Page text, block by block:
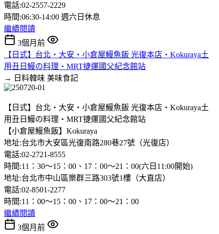
電話:02-2557-2229
時間:06:30-14:00 週六日休息
繼續閱讀
3個月前
【日式】台北‧大安‧小倉屋鰻魚飯 光復本店‧Kokuraya土
用丑日鰻の料理‧MRT捷運國父紀念館站
→ 日料韓味 美味食記
【日式】台北‧大安‧小倉屋鰻魚飯 光復本店‧Kokuraya土
用丑日鰻の料理‧MRT捷運國父紀念館站
【小倉屋鰻魚飯】Kokuraya
地址:台北市大安區光復南路280巷27號（光復店）
電話:02-2721-8555
時間:11：30〜15：00、17：00〜21：00(六日11:00開始)
地址:台北市中山區樂群三路303號1樓（大直店）
電話:02-8501-2277
時間:11：00〜15：00、17：00〜21：00
繼續閱讀
3個月前